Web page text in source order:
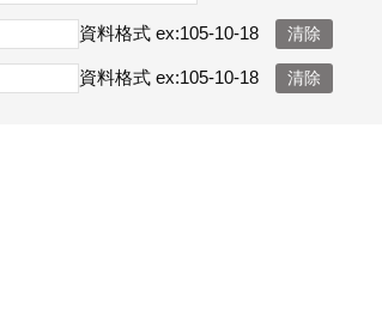
資料格式 ex:105-10-18
資料格式 ex:105-10-18